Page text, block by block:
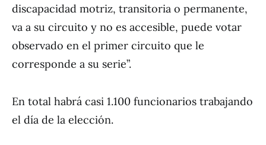
discapacidad motriz, transitoria o permanente,
va a su circuito y no es accesible, puede votar
observado en el primer circuito que le
corresponde a su serie”.
En total habrá casi 1.100 funcionarios trabajando
el día de la elección.